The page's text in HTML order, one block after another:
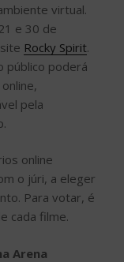
virtual.
e 30 de
Rocky Spirit.
público poderá
pela
online
o júri, a eleger
Para votar, é
cada filme.
Arena